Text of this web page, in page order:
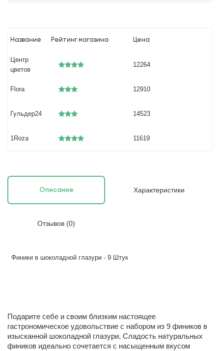
Название Рейтинг магазина Цена
Центр
цветов
12264
Flora 12910
Гульдер24 14523
1Roza 11619
Описание Характеристики
Отзывов (0)
Финики в шоколадной глазури - 9 Штук
Подарите себе и своим близким настоящее
гастрономическое удовольствие с набором из 9 фиников в
изысканной шоколадной глазури. Сладость натуральных
фиников идеально сочетается с насыщенным вкусом